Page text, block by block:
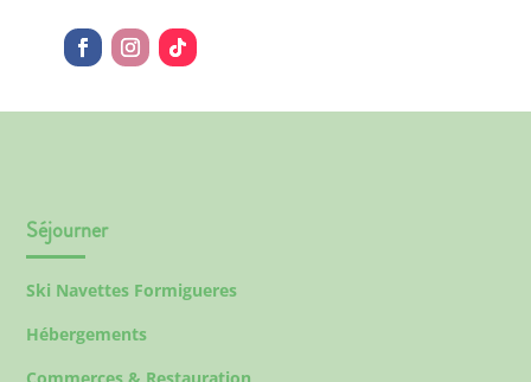
Séjourner
Ski Navettes Formigueres
Hébergements